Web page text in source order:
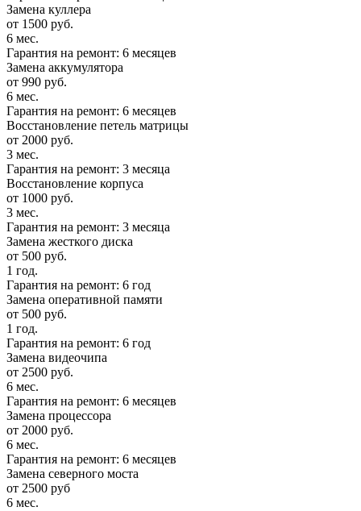
Замена куллера
от 1500 руб.
6 мес.
Гарантия на ремонт: 6 месяцев
Замена аккумулятора
от 990 руб.
6 мес.
Гарантия на ремонт: 6 месяцев
Восстановление петель матрицы
от 2000 руб.
3 мес.
Гарантия на ремонт: 3 месяца
Восстановление корпуса
от 1000 руб.
3 мес.
Гарантия на ремонт: 3 месяца
Замена жесткого диска
от 500 руб.
1 год.
Гарантия на ремонт: 6 год
Замена оперативной памяти
от 500 руб.
1 год.
Гарантия на ремонт: 6 год
Замена видеочипа
от 2500 руб.
6 мес.
Гарантия на ремонт: 6 месяцев
Замена процессора
от 2000 руб.
6 мес.
Гарантия на ремонт: 6 месяцев
Замена северного моста
от 2500 руб
6 мес.